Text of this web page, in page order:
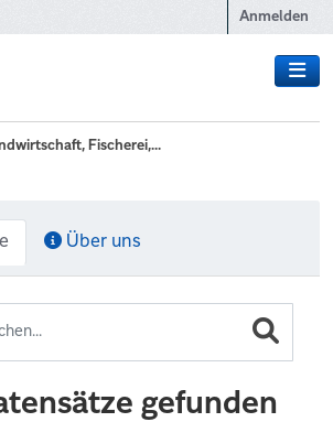
Anmelden
Fischerei,...
Über uns
gefunden